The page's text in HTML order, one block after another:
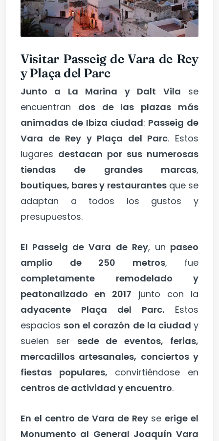
Visitar Passeig de Vara de Rey
y Plaça del Parc
Junto a La Marina y Dalt Vila se
encuentran dos de las plazas más
animadas de Ibiza ciudad: Passeig de
Vara de Rey y Plaça del Parc. Estos
lugares destacan por sus numerosas
tiendas de grandes marcas,
boutiques, bares y restaurantesque se
adaptan a todos los gustos y
presupuestos.
El Passeig de Vara de Rey, un paseo
amplio de 250 metros, fue
completamente remodelado y
peatonalizado en 2017 junto con la
adyacente Plaça del Parc. Estos
espacios son el corazón de la ciudady
suelen ser sede de eventos, ferias,
mercadillos artesanales, conciertos y
fiestas populares, convirtiéndose en
centros de actividad y encuentro.
En el centro de Vara de Reyseerige el
Monumento al General Joaquín Vara